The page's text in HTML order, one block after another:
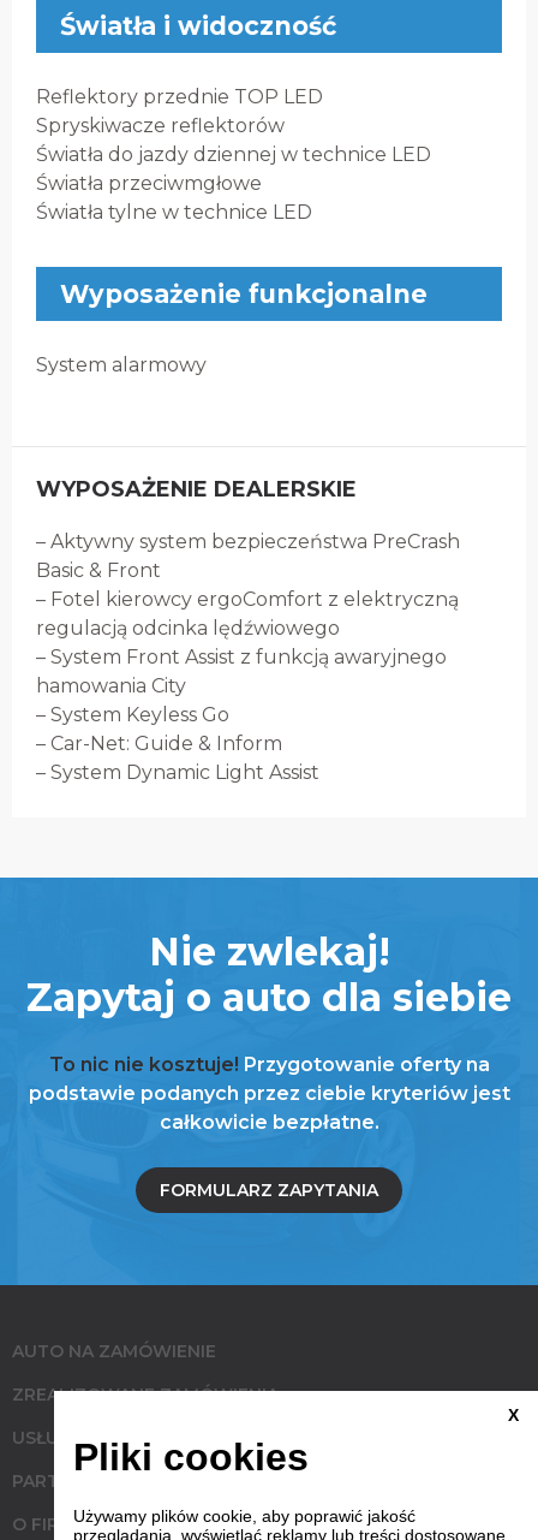
Światła i widoczność
Reflektory przednie TOP LED
Spryskiwacze reflektorów
Światła do jazdy dziennej w technice LED
Światła przeciwmgłowe
Światła tylne w technice LED
Wyposażenie funkcjonalne
System alarmowy
WYPOSAŻENIE DEALERSKIE
– Aktywny system bezpieczeństwa PreCrash
Basic & Front
– Fotel kierowcy ergoComfort z elektryczną
regulacją odcinka lędźwiowego
– System Front Assist z funkcją awaryjnego
hamowania City
– System Keyless Go
– Car-Net: Guide & Inform
– System Dynamic Light Assist
Nie zwlekaj!
Zapytaj o auto dla siebie
To nic nie kosztuje! Przygotowanie oferty na
podstawie podanych przez ciebie kryteriów jest
całkowicie bezpłatne.
FORMULARZ ZAPYTANIA
AUTO NA ZAMÓWIENIE
ZREALIZOWANE ZAMÓWIENIA
USŁUGI
PARTNERZY
O FIRMIE
X
Pliki cookies
Używamy plików cookie, aby poprawić jakość
przeglądania, wyświetlać reklamy lub treści dostosowane